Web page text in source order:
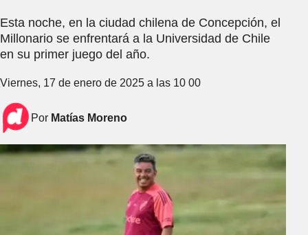
Esta noche, en la ciudad chilena de Concepción, el
Millonario se enfrentará a la Universidad de Chile
en su primer juego del año.
Viernes, 17 de enero de 2025 a las 10 00
Por Matías Moreno